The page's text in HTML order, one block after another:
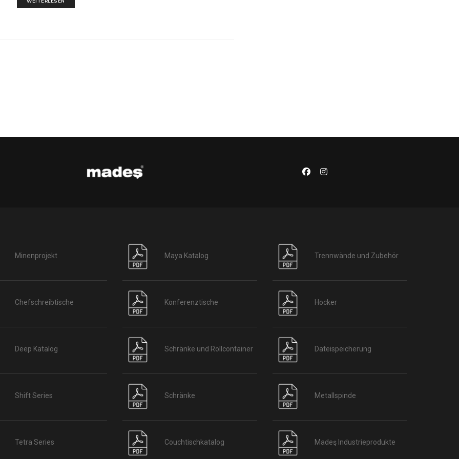
Minenprojekt
Chefschreibtische
Deep Katalog
Shift Series
Tetra Series
Maya Katalog
Konferenztische
Schränke und Rollcontainer
Schränke
Couchtischkatalog
Trennwände und Zubehör
Hocker
Dateispeicherung
Metallspinde
Madeş Industrieprodukte